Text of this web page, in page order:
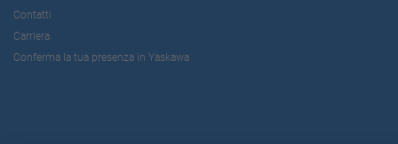
Contatti
Carriera
Conferma la tua presenza in Yaskawa